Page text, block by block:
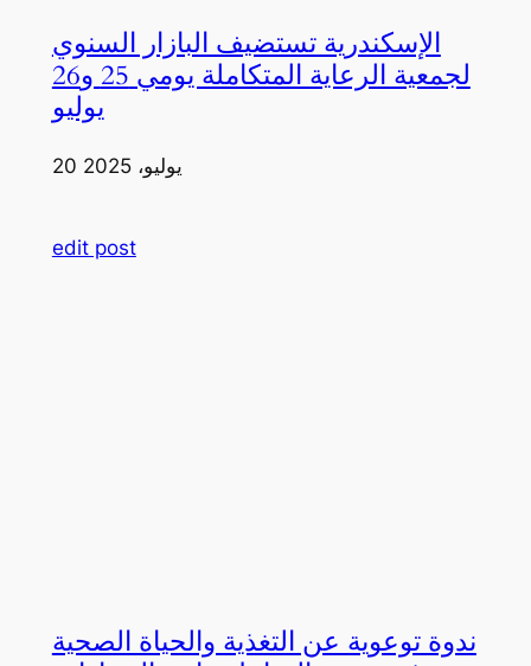
الإسكندرية تستضيف البازار السنوي
لجمعية الرعاية المتكاملة يومي 25 و26
يوليو
20 يوليو، 2025
edit post
ندوة توعوية عن التغذية والحياة الصحية